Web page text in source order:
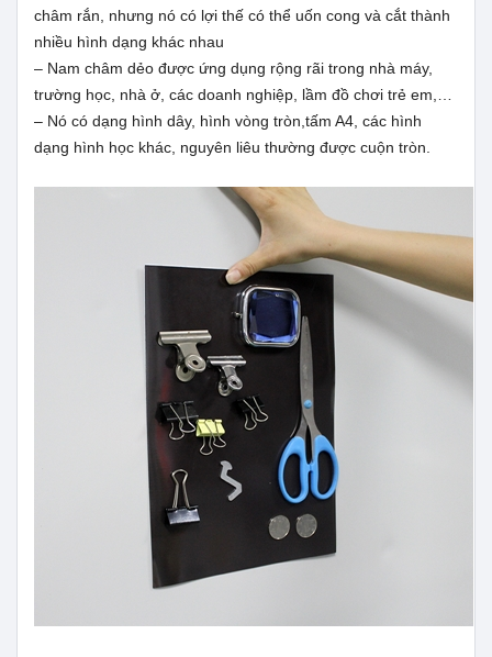
châm rắn, nhưng nó có lợi thế có thể uốn cong và cắt thành
nhiều hình dạng khác nhau
– Nam châm dẻo được ứng dụng rộng rãi trong nhà máy,
trường học, nhà ở, các doanh nghiệp, lầm đồ chơi trẻ em,…
– Nó có dạng hình dây, hình vòng tròn,tấm A4, các hình
dạng hình học khác, nguyên liêu thường được cuộn tròn.